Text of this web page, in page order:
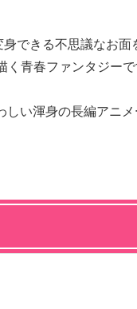
できる不思議なお面
青春ファンタジーで
しい渾身の長編アニ